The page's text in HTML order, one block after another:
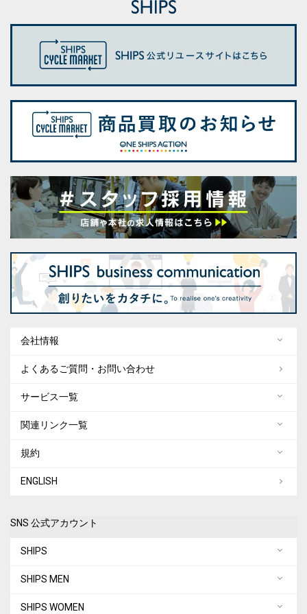
会社情報
よくあるご質問・お問い合わせ
サービス一覧
関連リンク一覧
規約
ENGLISH
SNS 公式アカウント
SHIPS
SHIPS MEN
SHIPS WOMEN